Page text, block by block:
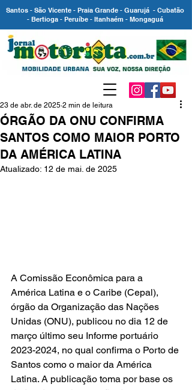
Santos - São Vicente - Praia Grande - Guarujá - Cubatão
- Bertioga - Peruíbe - Itanhaém - Mongaguá
ÓRGÃO DA ONU CONFIRMA
SANTOS COMO MAIOR PORTO
DA AMÉRICA LATINA
23 de abr. de 2025 2 min de leitura
Atualizado: 12 de mai. de 2025
A Comissão Econômica para a
América Latina e o Caribe (Cepal),
órgão da Organização das Nações
Unidas (ONU), publicou no dia 12 de
março último seu Informe portuário
2023-2024, no qual confirma o Porto de
Santos como o maior da América
Latina. A publicação toma por base os